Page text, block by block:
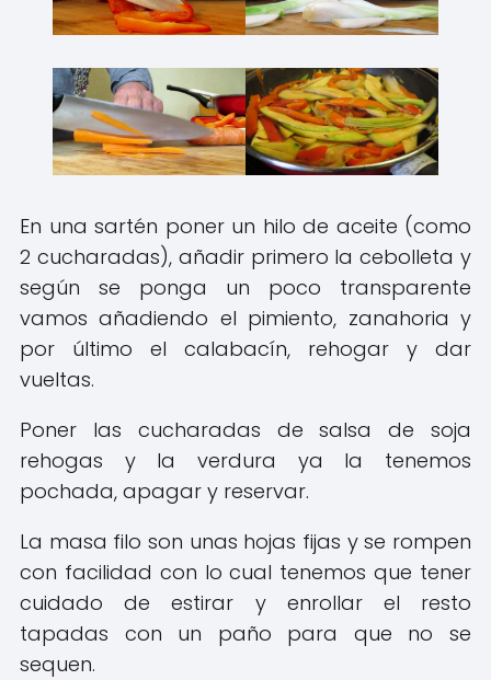
En una sartén poner un hilo de aceite (como
2 cucharadas), añadir primero la cebolleta y
según se ponga un poco transparente
vamos añadiendo el pimiento, zanahoria y
por último el calabacín, rehogar y dar
vueltas.
Poner las cucharadas de salsa de soja
rehogas y la verdura ya la tenemos
pochada, apagar y reservar.
La masa filo son unas hojas fijas y se rompen
con facilidad con lo cual tenemos que tener
cuidado de estirar y enrollar el resto
tapadas con un paño para que no se
sequen.